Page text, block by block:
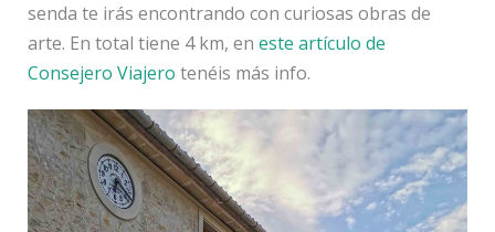
senda te irás encontrando con curiosas obras de
arte. En total tiene 4 km, en este artículo de
Consejero Viajero tenéis más info.